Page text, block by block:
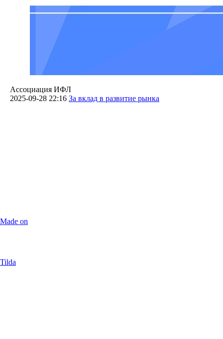
Ассоциация ИФЛ
2025-09-28 22:16 За вклад в развитие рынка
Made on
Tilda